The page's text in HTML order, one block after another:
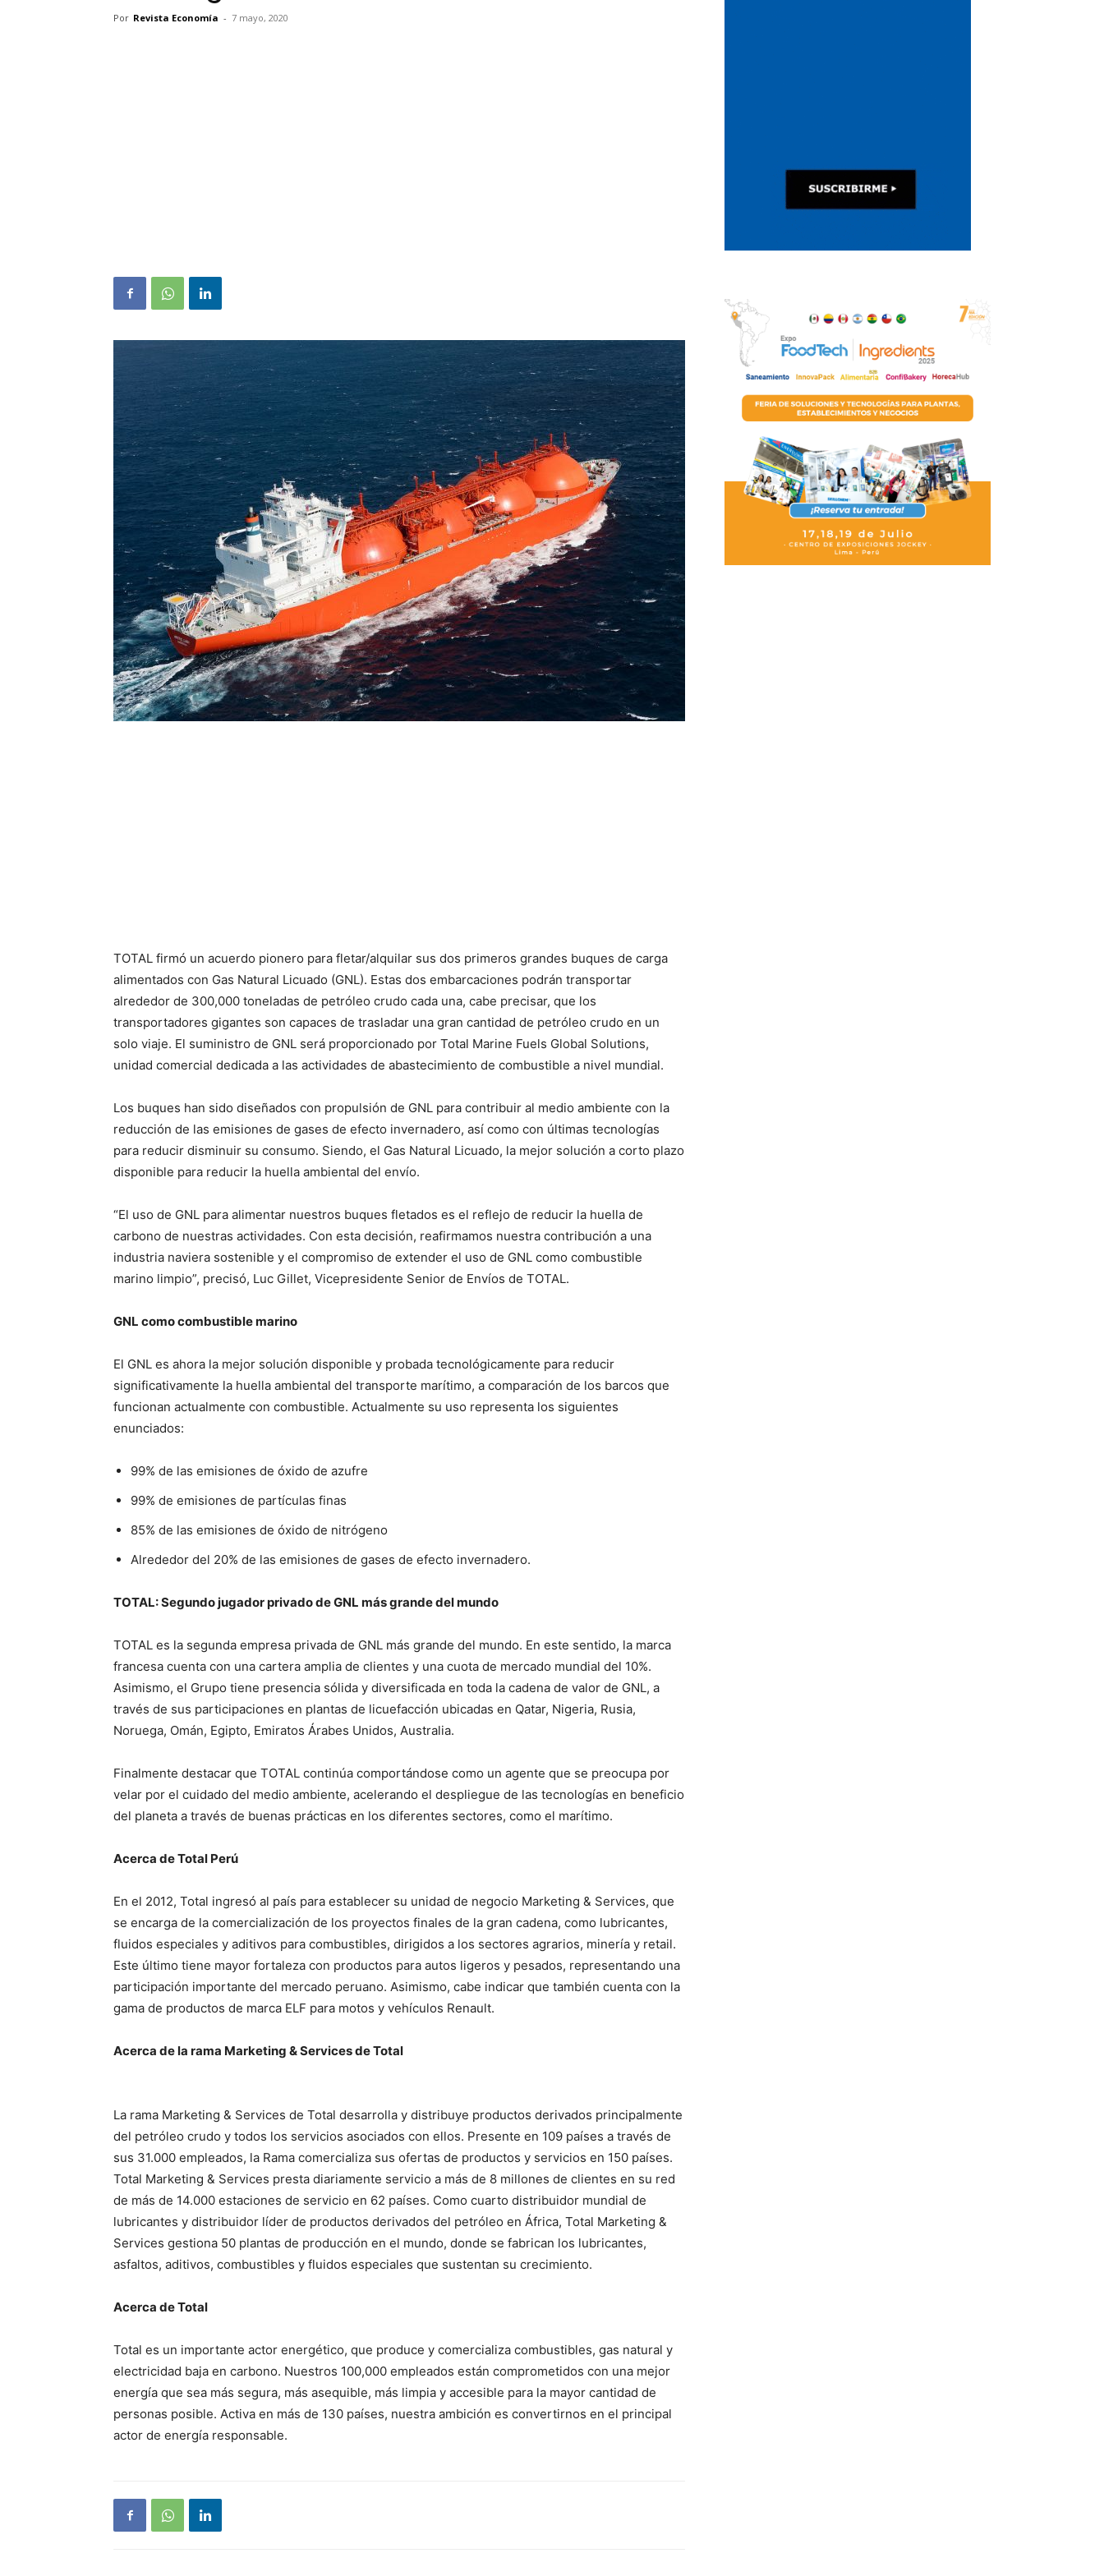
Por Revista Economía - 7 mayo, 2020
TOTAL firmó un acuerdo pionero para fletar/alquilar sus dos primeros grandes buques de carga
alimentados con Gas Natural Licuado (GNL). Estas dos embarcaciones podrán transportar
alrededor de 300,000 toneladas de petróleo crudo cada una, cabe precisar, que los
transportadores gigantes son capaces de trasladar una gran cantidad de petróleo crudo en un
solo viaje. El suministro de GNL será proporcionado por Total Marine Fuels Global Solutions,
unidad comercial dedicada a las actividades de abastecimiento de combustible a nivel mundial.
Los buques han sido diseñados con propulsión de GNL para contribuir al medio ambiente con la
reducción de las emisiones de gases de efecto invernadero, así como con últimas tecnologías
para reducir disminuir su consumo. Siendo, el Gas Natural Licuado, la mejor solución a corto plazo
disponible para reducir la huella ambiental del envío.
“El uso de GNL para alimentar nuestros buques fletados es el reflejo de reducir la huella de
carbono de nuestras actividades. Con esta decisión, reafirmamos nuestra contribución a una
industria naviera sostenible y el compromiso de extender el uso de GNL como combustible
marino limpio”, precisó, Luc Gillet, Vicepresidente Senior de Envíos de TOTAL.
GNL como combustible marino
El GNL es ahora la mejor solución disponible y probada tecnológicamente para reducir
significativamente la huella ambiental del transporte marítimo, a comparación de los barcos que
funcionan actualmente con combustible. Actualmente su uso representa los siguientes
enunciados:
99% de las emisiones de óxido de azufre
99% de emisiones de partículas finas
85% de las emisiones de óxido de nitrógeno
Alrededor del 20% de las emisiones de gases de efecto invernadero.
TOTAL: Segundo jugador privado de GNL más grande del mundo
TOTAL es la segunda empresa privada de GNL más grande del mundo. En este sentido, la marca
francesa cuenta con una cartera amplia de clientes y una cuota de mercado mundial del 10%.
Asimismo, el Grupo tiene presencia sólida y diversificada en toda la cadena de valor de GNL, a
través de sus participaciones en plantas de licuefacción ubicadas en Qatar, Nigeria, Rusia,
Noruega, Omán, Egipto, Emiratos Árabes Unidos, Australia.
Finalmente destacar que TOTAL continúa comportándose como un agente que se preocupa por
velar por el cuidado del medio ambiente, acelerando el despliegue de las tecnologías en beneficio
del planeta a través de buenas prácticas en los diferentes sectores, como el marítimo.
Acerca de Total Perú
En el 2012, Total ingresó al país para establecer su unidad de negocio Marketing & Services, que
se encarga de la comercialización de los proyectos finales de la gran cadena, como lubricantes,
fluidos especiales y aditivos para combustibles, dirigidos a los sectores agrarios, minería y retail.
Este último tiene mayor fortaleza con productos para autos ligeros y pesados, representando una
participación importante del mercado peruano. Asimismo, cabe indicar que también cuenta con la
gama de productos de marca ELF para motos y vehículos Renault.
Acerca de la rama Marketing & Services de Total
La rama Marketing & Services de Total desarrolla y distribuye productos derivados principalmente
del petróleo crudo y todos los servicios asociados con ellos. Presente en 109 países a través de
sus 31.000 empleados, la Rama comercializa sus ofertas de productos y servicios en 150 países.
Total Marketing & Services presta diariamente servicio a más de 8 millones de clientes en su red
de más de 14.000 estaciones de servicio en 62 países. Como cuarto distribuidor mundial de
lubricantes y distribuidor líder de productos derivados del petróleo en África, Total Marketing &
Services gestiona 50 plantas de producción en el mundo, donde se fabrican los lubricantes,
asfaltos, aditivos, combustibles y fluidos especiales que sustentan su crecimiento.
Acerca de Total
Total es un importante actor energético, que produce y comercializa combustibles, gas natural y
electricidad baja en carbono. Nuestros 100,000 empleados están comprometidos con una mejor
energía que sea más segura, más asequible, más limpia y accesible para la mayor cantidad de
personas posible. Activa en más de 130 países, nuestra ambición es convertirnos en el principal
actor de energía responsable.